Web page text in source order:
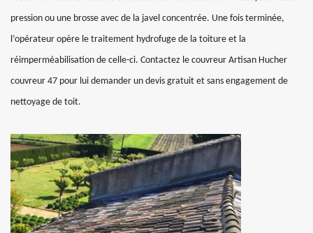
pression ou une brosse avec de la javel concentrée. Une fois terminée,
l’opérateur opère le traitement hydrofuge de la toiture et la
réimperméabilisation de celle-ci. Contactez le couvreur Artisan Hucher
couvreur 47 pour lui demander un devis gratuit et sans engagement de
nettoyage de toit.